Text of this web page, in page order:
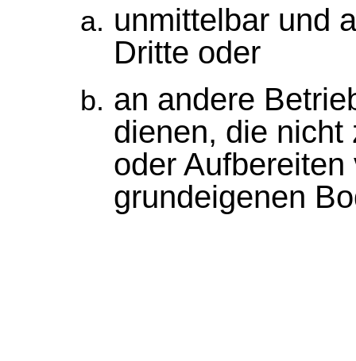
unmittelbar und
Dritte oder
an andere
dienen, die nicht
oder
grundeigenen